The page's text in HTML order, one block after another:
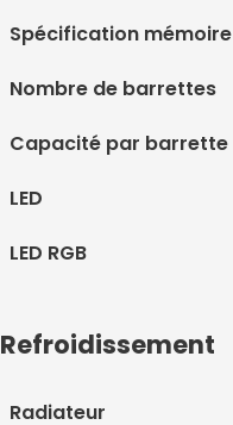
Spécification mémoire
Nombre de barrettes
Capacité par barrette
LED
LED RGB
Refroidissement
Radiateur